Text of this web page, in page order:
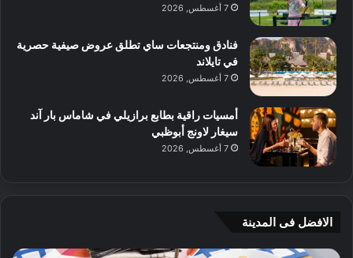
7 أغسطس, 2026
فنادق ومنتجعات ساي تطلق عروض صيفية حصرية
في تايلاند
7 أغسطس, 2026
أمسيات راقية بطابع برازيلي في شاماس بار آند
سيغار لاونج أبوظبي
7 أغسطس, 2026
الافضل فى المدينة